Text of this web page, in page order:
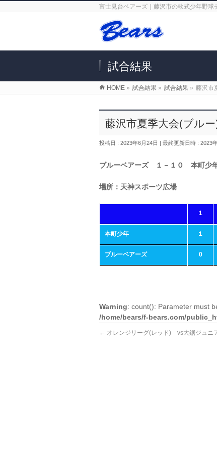
富士見台ベアーズ｜藤沢市の軟式少年野球
試合結果
HOME » 試合結果 » 試合結果 » 藤沢市
藤沢市夏季大会(ブル
投稿日 : 2023年6月24日 最終更新日時 : 2023
ブルーベアーズ １－１０ 本町少
場所：天神スポーツ広場
１
本町少年 １
ブルーベアーズ 0
Warning: count(): Parameter must
/home/bears/f-bears.com/
← オレンジリーグ(レッド) vs大鋸ジュニ